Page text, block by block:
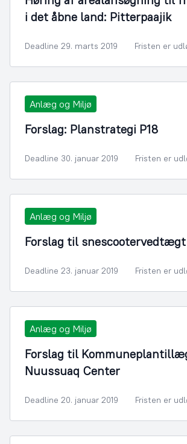
i det åbne land: Pitterpaajik
Deadline 29. marts 2019 Fristen er
Anlæg og Miljø
Forslag: Planstrategi P18
Deadline 30. januar 2019 Fristen er
Anlæg og Miljø
Forslag til snescootervedtægt
Deadline 23. januar 2019 Fristen er
Anlæg og Miljø
Forslag til
Nuussuaq Center
Deadline 20. januar 2019 Fristen er